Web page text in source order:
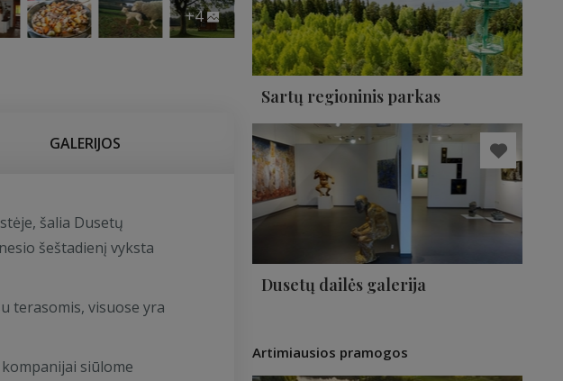
+4
GALERIJOS
šalia Dusetų
šeštadienį vyksta
terasomis, visuose yra
siūlome
Sartų regioninis parkas
Dusetų dailės galerija
Artimiausios pramogos